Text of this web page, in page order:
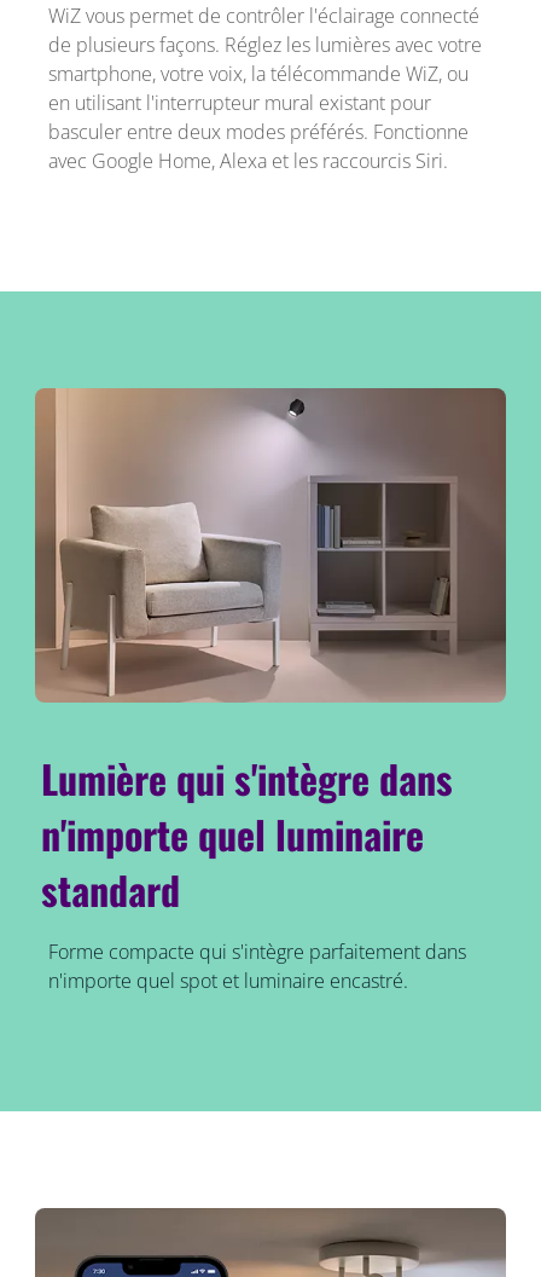
WiZ vous permet de contrôler l'éclairage connecté
de plusieurs façons. Réglez les lumières avec votre
smartphone, votre voix, la télécommande WiZ, ou
en utilisant l'interrupteur mural existant pour
basculer entre deux modes préférés. Fonctionne
avec Google Home, Alexa et les raccourcis Siri.
Lumière qui s'intègre dans
n'importe quel luminaire
standard
Forme compacte qui s'intègre parfaitement dans
n'importe quel spot et luminaire encastré.